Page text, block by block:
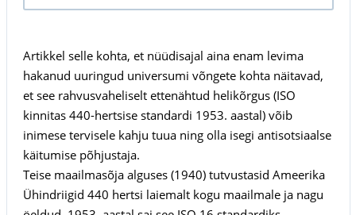
Artikkel selle kohta, et nüüdisajal aina enam levima
hakanud uuringud universumi võngete kohta näitavad,
et see rahvusvaheliselt ettenähtud helikõrgus (ISO
kinnitas 440-hertsise standardi 1953. aastal) võib
inimese tervisele kahju tuua ning olla isegi antisotsiaalse
käitumise põhjustaja.
Teise maailmasõja alguses (1940) tutvustasid Ameerika
Ühindriigid 440 hertsi laiemalt kogu maailmale ja nagu